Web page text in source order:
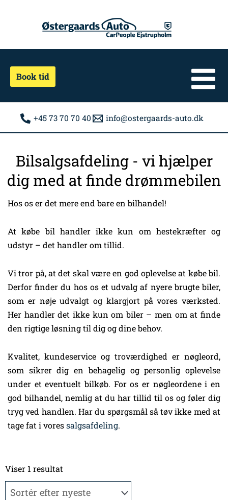
Book tid
+45 73 70 70 40 info@ostergaards-auto.dk
Bilsalgsafdeling - vi hjælper
dig med at finde drømmebilen
Hos os er det mere end bare en bilhandel!
At købe bil handler ikke kun om hestekræfter og
udstyr – det handler om tillid.
Vi tror på, at det skal være en god oplevelse at købe bil.
Derfor finder du hos os et udvalg af nyere brugte biler,
som er nøje udvalgt og klargjort på vores værksted.
Her handler det ikke kun om biler – men om at finde
den rigtige løsning til dig og dine behov.
Kvalitet, kundeservice og troværdighed er nøgleord,
som sikrer dig en behagelig og personlig oplevelse
under et eventuelt bilkøb. For os er nøgleordene i en
god bilhandel, nemlig at du har tillid til os og føler dig
tryg ved handlen. Har du spørgsmål så tøv ikke med at
tage fat i voressalgsafdeling.
Viser 1 resultat